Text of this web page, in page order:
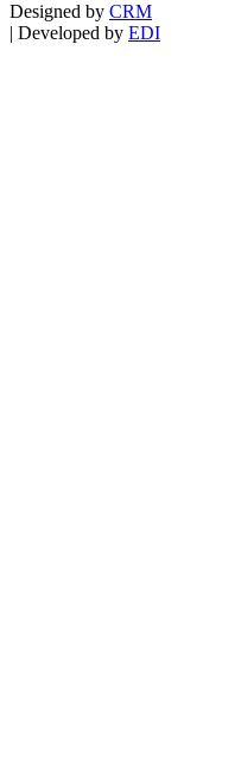
Designed by CRM
| Developed by EDI